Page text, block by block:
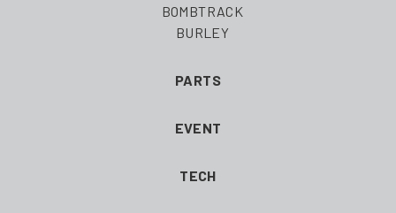
BOMBTRACK
BURLEY
PARTS
EVENT
TECH